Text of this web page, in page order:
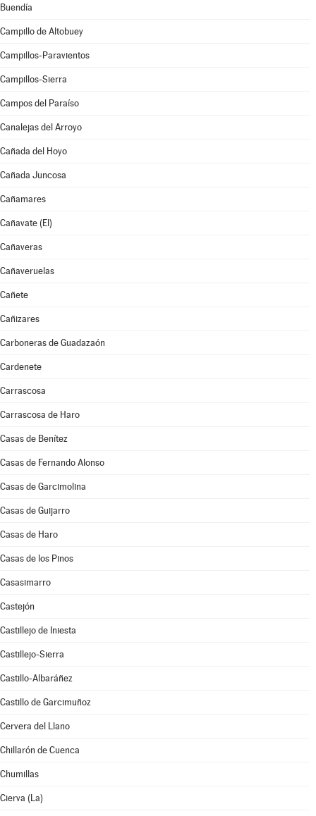
Buendía
Campillo de Altobuey
Campillos-Paravientos
Campillos-Sierra
Campos del Paraíso
Canalejas del Arroyo
Cañada del Hoyo
Cañada Juncosa
Cañamares
Cañavate (El)
Cañaveras
Cañaveruelas
Cañete
Cañizares
Carboneras de Guadazaón
Cardenete
Carrascosa
Carrascosa de Haro
Casas de Benítez
Casas de Fernando Alonso
Casas de Garcimolina
Casas de Guijarro
Casas de Haro
Casas de los Pinos
Casasimarro
Castejón
Castillejo de Iniesta
Castillejo-Sierra
Castillo-Albaráñez
Castillo de Garcimuñoz
Cervera del Llano
Chillarón de Cuenca
Chumillas
Cierva (La)